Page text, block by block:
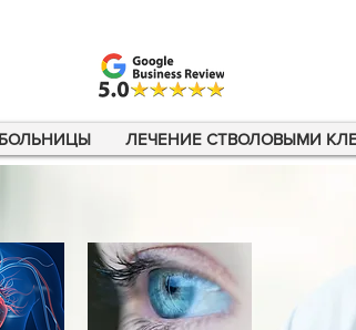
БОЛЬНИЦЫ ЛЕЧЕНИЕ СТВОЛОВЫМИ